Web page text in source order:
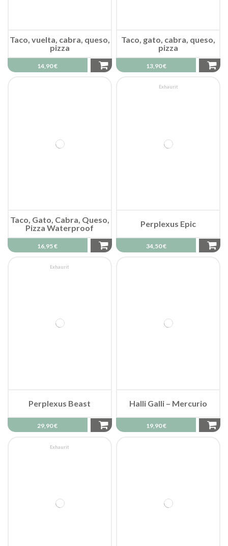
Taco, vuelta, cabra, queso,
pizza
14,90 €
Taco, gato, cabra, queso,
pizza
13,90 €
Taco, Gato, Cabra, Queso,
Pizza Waterproof
16,95 €
Exhaurit
Perplexus Epic
34,50 €
Exhaurit
Perplexus Beast
29,90 €
Halli Galli – Mercurio
19,90 €
Exhaurit